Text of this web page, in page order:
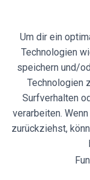
Um dir ein
Technologien
speichern und/
Technologien
Surfverhalten
verarbeiten.
zurückziehst,